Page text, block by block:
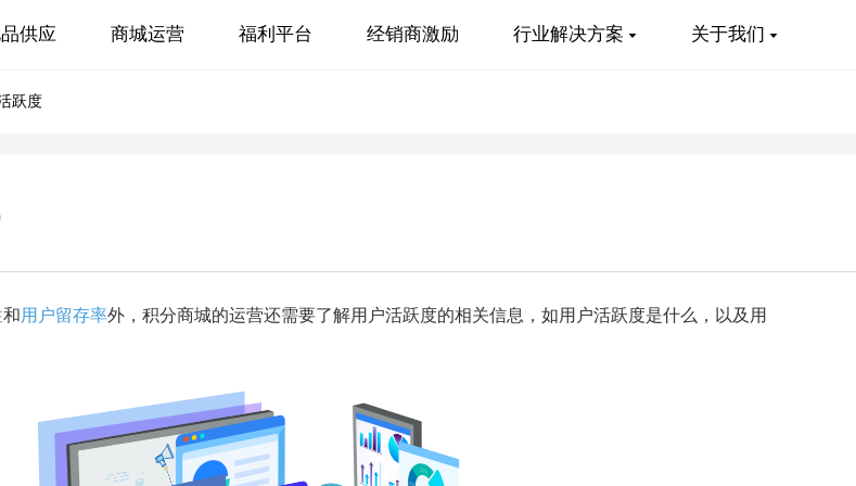
供应 商城运营 福利平台 经销商激励 行业解决方案 关于我们
跃度
和用户留存率外，积分商城的运营还需要了解用户活跃度的相关信息，如用户活跃度是什么，以及用